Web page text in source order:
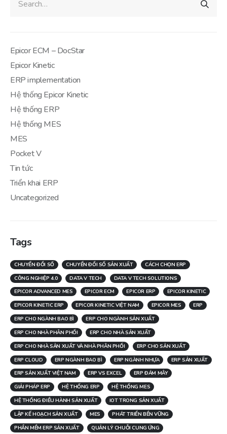
Epicor ECM – DocStar
Epicor Kinetic
ERP implementation
Hệ thống Epicor Kinetic
Hệ thống ERP
Hệ thống MES
MES
Pocket V
Tin tức
Triển khai ERP
Uncategorized
Tags
CHUYỂN ĐỔI SỐ CHUYỂN ĐỔI SỐ SẢN XUẤT
CÁCH CHỌN ERP
CÔNG NGHIỆP 4.0
DATA V TECH
DATA V TECH SOLUTIONS
EPICOR ADVANCED MES
EPICOR ECM EPICOR ERP
EPICOR KINETIC
EPICOR KINETIC ERP
EPICOR KINETIC VIỆT NAM EPICOR MES
ERP
ERP CHO NGÀNH BAO BÌ
ERP CHO NGÀNH SẢN XUẤT
ERP CHO NHÀ PHÂN PHỐI
ERP CHO NHÀ SẢN XUẤT
ERP CHO NHÀ SẢN XUẤT VÀ NHÀ PHÂN PHỐI
ERP CHO SẢN XUẤT
ERP CLOUD
ERP NGÀNH BAO BÌ ERP NGÀNH NHỰA
ERP SẢN XUẤT
ERP SẢN XUẤT VIỆT NAM
ERP VS EXCEL
ERP ĐÁM MÂY
GIẢI PHÁP ERP
HỆ THỐNG ERP
HỆ THỐNG MES
HỆ THỐNG ĐIỀU HÀNH SẢN XUẤT
IOT TRONG SẢN XUẤT
LẬP KẾ HOẠCH SẢN XUẤT
MES
PHÁT TRIỂN BỀN VỮNG
PHẦN MỀM ERP SẢN XUẤT
QUẢN LÝ CHUỖI CUNG ỨNG